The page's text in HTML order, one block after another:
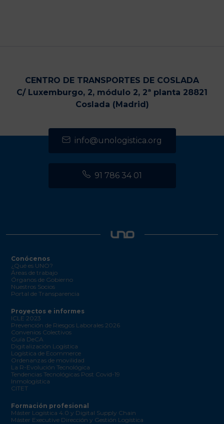
CENTRO DE TRANSPORTES DE COSLADA
C/ Luxemburgo, 2, módulo 2, 2ª planta 28821
Coslada (Madrid)
info@unologistica.org
91 786 34 01
Conócenos
¿Qué es UNO?
Áreas de trabajo
Órganos de Gobierno
Nuestros Socios
Portal de Transparencia
Proyectos e informes
ICLE 2023
Prevención de Riesgos Laborales 2026
Convenios Colectivos
Guía DeCA
Digitalización Logística
Logística de Ecommerce
Ordenanzas de movilidad
La R-Evolución Tecnológica
Tendencias Tecnológicas Post Covid-19
Inmologística
CITET
Formación profesional
Máster Logística 4.0 y Digital Supply Chain
Máster Executive Dirección y Gestión Logística